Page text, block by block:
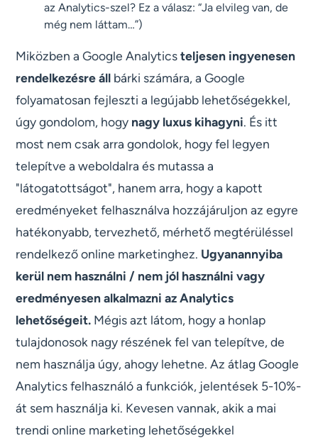
az Analytics-szel? Ez a válasz: “Ja elvileg van, de
még nem láttam…”)
Miközben a Google Analyticsteljesen ingyenesen
rendelkezésre áll bárki számára, a Google
folyamatosan fejleszti a legújabb lehetőségekkel,
úgy gondolom, hogy nagy luxus kihagyni. És itt
most nem csak arra gondolok, hogy fel legyen
telepítve a weboldalra és mutassa a
"látogatottságot", hanem arra, hogy a kapott
eredményeket felhasználva hozzájáruljon az egyre
hatékonyabb, tervezhető, mérhető megtérüléssel
rendelkező online marketinghez. Ugyanannyiba
kerül nem használni / nem jól használni vagy
eredményesen alkalmazni az Analytics
lehetőségeit. Mégis azt látom, hogy a honlap
tulajdonosok nagy részének fel van telepítve, de
nem használja úgy, ahogy lehetne. Az átlag Google
Analytics felhasználó a funkciók, jelentések 5-10%-
át sem használja ki. Kevesen vannak, akik a mai
trendi online marketing lehetőségekkel